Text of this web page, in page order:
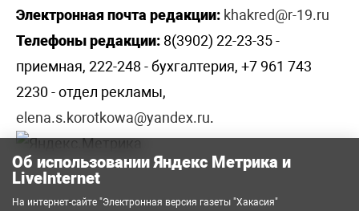
Электронная почта редакции: khakred@r-19.ru
Телефоны редакции: 8(3902) 22-23-35 -
приемная, 222-248 - бухгалтерия, +7 961 743
2230 - отдел рекламы,
elena.s.korotkowa@yandex.ru.
Об использовании Яндекс Метрика и
LiveInternet
На интернет-сайте "Электронная версия газеты "Хакасия"